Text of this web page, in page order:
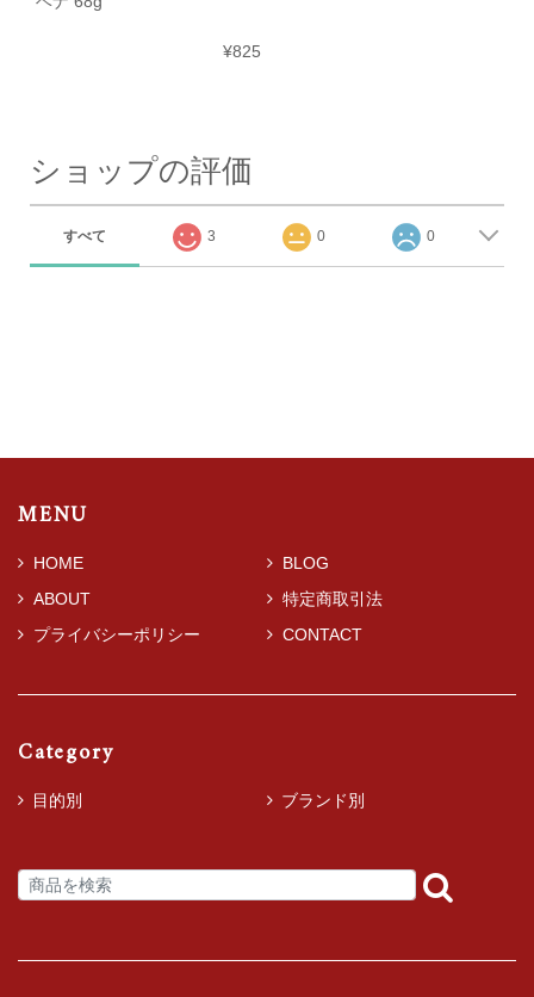
¥825
ショップの評価
すべて 3 0 0
MENU
HOME
BLOG
ABOUT
特定商取引法
プライバシーポリシー
CONTACT
Category
目的別 ブランド別